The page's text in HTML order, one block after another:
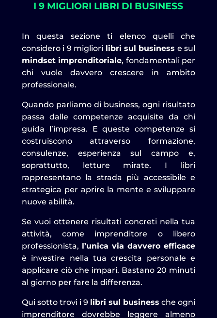
I 9 MIGLIORI LIBRI DI BUSINESS
In questa sezione ti elenco quelli che
considero i 9 migliori libri sul business e sul
mindset imprenditoriale, fondamentali per
chi vuole davvero crescere in ambito
professionale.
Quando parliamo di business, ogni risultato
passa dalle competenze acquisite da chi
guida l’impresa. E queste competenze si
costruiscono attraverso formazione,
consulenze, esperienza sul campo e,
soprattutto, letture mirate. I libri
rappresentano la strada più accessibile e
strategica per aprire la mente e sviluppare
nuove abilità.
Se vuoi ottenere risultati concreti nella tua
attività, come imprenditore o libero
professionista, l’unica via davvero efficace
è investire nella tua crescita personale e
applicare ciò che impari. Bastano 20 minuti
al giorno per fare la differenza.
Qui sotto trovi i 9 libri sul business che ogni
imprenditore dovrebbe leggere almeno